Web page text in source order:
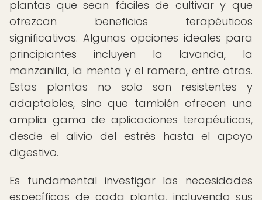
plantas que sean fáciles de cultivar y que
ofrezcan beneficios terapéuticos
significativos. Algunas opciones ideales para
principiantes incluyen la lavanda, la
manzanilla, la menta y el romero, entre otras.
Estas plantas no solo son resistentes y
adaptables, sino que también ofrecen una
amplia gama de aplicaciones terapéuticas,
desde el alivio del estrés hasta el apoyo
digestivo.
Es fundamental investigar las necesidades
específicas de cada planta, incluyendo sus